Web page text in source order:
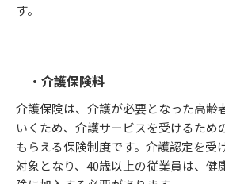
す。
・介護保険料
介護保険は、介護が必要となった高齢
いくため、介護サービスを受けるため
もらえる保険制度です。介護認定を受
対象となり、40歳以上の従業員は、健